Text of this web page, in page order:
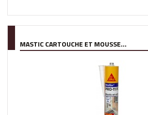
MASTIC CARTOUCHE ET MOUSSE...